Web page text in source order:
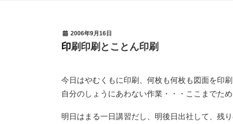
2006年9月16日
印刷印刷とことん印刷
今日はやむくもに印刷、何枚も何枚も図面を印
自分のしょうにあわない作業・・・ここまでた
明日はまる一日講習だし、明後日出社して、残